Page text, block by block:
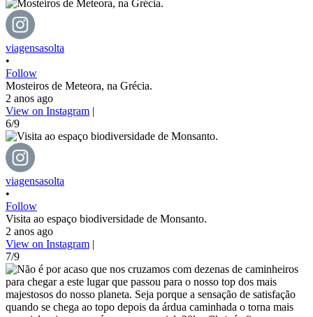
viagensasolta
•
Follow
Mosteiros de Meteora, na Grécia.
2 anos ago
View on Instagram |
6/9
viagensasolta
•
Follow
Visita ao espaço biodiversidade de Monsanto.
2 anos ago
View on Instagram |
7/9